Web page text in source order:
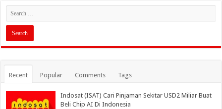
Recent Popular Comments Tags
Indosat (ISAT) Cari Pinjaman Sekitar USD2 Miliar Buat
Beli Chip AI Di Indonesia